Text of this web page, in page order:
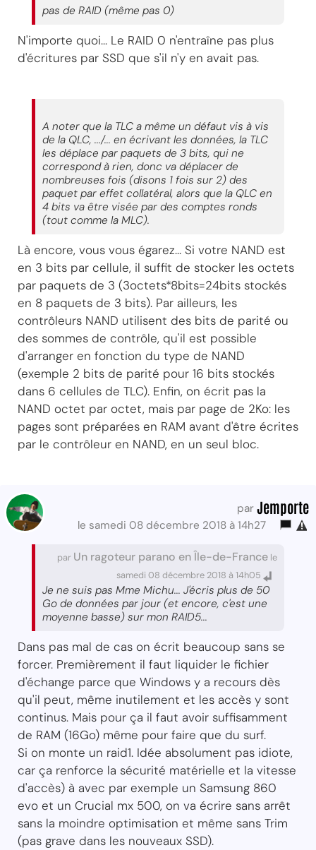
pas de RAID (même pas 0)
N'importe quoi... Le RAID 0 n'entraîne pas plus
d'écritures par SSD que s'il n'y en avait pas.
A noter que la TLC a même un défaut vis à vis
de la QLC, .../... en écrivant les données, la TLC
les déplace par paquets de 3 bits, qui ne
correspond à rien, donc va déplacer de
nombreuses fois (disons 1 fois sur 2) des
paquet par effet collatéral, alors que la QLC en
4 bits va être visée par des comptes ronds
(tout comme la MLC).
Là encore, vous vous égarez... Si votre NAND est
en 3 bits par cellule, il suffit de stocker les octets
par paquets de 3 (3octets*8bits=24bits stockés
en 8 paquets de 3 bits). Par ailleurs, les
contrôleurs NAND utilisent des bits de parité ou
des sommes de contrôle, qu'il est possible
d'arranger en fonction du type de NAND
(exemple 2 bits de parité pour 16 bits stockés
dans 6 cellules de TLC). Enfin, on écrit pas la
NAND octet par octet, mais par page de 2Ko: les
pages sont préparées en RAM avant d'être écrites
par le contrôleur en NAND, en un seul bloc.
par Jemporte
le samedi 08 décembre 2018 à 14h27
par Un ragoteur parano en Île-de-France le
samedi 08 décembre 2018 à 14h05
Je ne suis pas Mme Michu... J'écris plus de 50
Go de données par jour (et encore, c'est une
moyenne basse) sur mon RAID5...
Dans pas mal de cas on écrit beaucoup sans se
forcer. Premièrement il faut liquider le fichier
d'échange parce que Windows y a recours dès
qu'il peut, même inutilement et les accès y sont
continus. Mais pour ça il faut avoir suffisamment
de RAM (16Go) même pour faire que du surf.
Si on monte un raid1. Idée absolument pas idiote,
car ça renforce la sécurité matérielle et la vitesse
d'accès) à avec par exemple un Samsung 860
evo et un Crucial mx 500, on va écrire sans arrêt
sans la moindre optimisation et même sans Trim
(pas grave dans les nouveaux SSD).